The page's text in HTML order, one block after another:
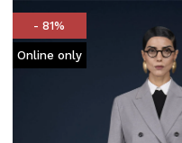
- 81%
Online only